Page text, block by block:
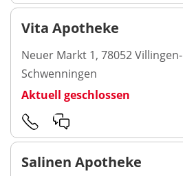
Vita Apotheke
Neuer Markt 1, 78052 Villingen-
Schwenningen
Aktuell geschlossen
Salinen Apotheke